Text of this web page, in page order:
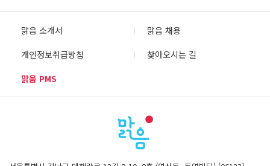
맑음 소개서
맑음 채용
개인정보취급방침
찾아오시는 길
맑음 PMS